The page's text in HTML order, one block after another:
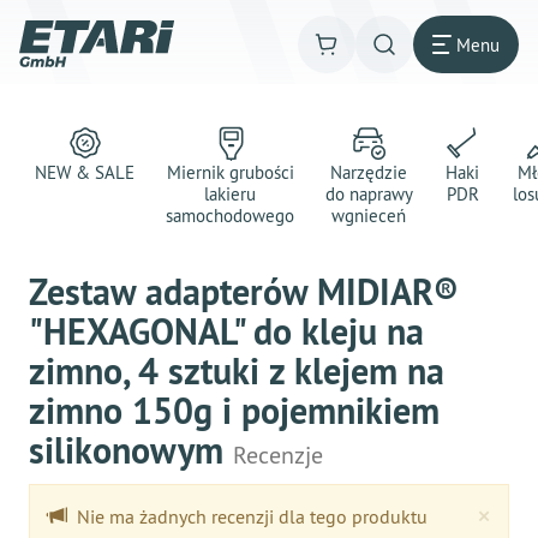
Menu
NEW & SALE
Miernik grubości
lakieru
samochodowego
Narzędzie
do naprawy
wgnieceń
Haki
PDR
Zestaw adapterów MIDIAR®
"HEXAGONAL" do kleju na
zimno, 4 sztuki z klejem na
zimno 150g i pojemnikiem
silikonowym Recenzje
×
Nie ma żadnych recenzji dla tego produktu